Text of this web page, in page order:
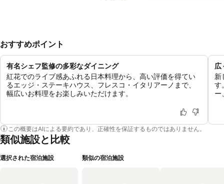
おすすめポイント
有名シェフ監修の多彩なダイニング
紅花でのライブ感あふれる日本料理から、高い評価を得てい
るエッジ・ステーキハウス、フレスコ・イタリアーノまで、
幅広いお料理をお楽しみいただけます。
広
新
す
ー
この概要はAIによる要約であり、正確性を保証するものではありません。
類似施設と比較
選択された宿泊施設 類似の宿泊施設